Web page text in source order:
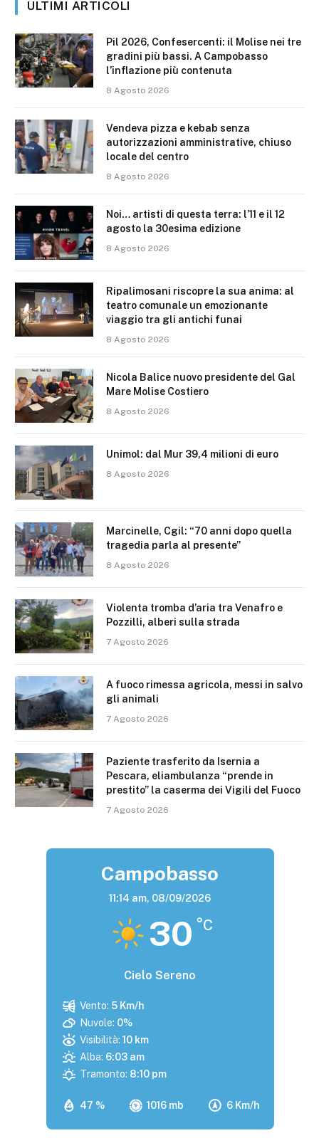
ULTIMI ARTICOLI
Pil 2026, Confesercenti: il Molise nei tre
gradini più bassi. A Campobasso
l’inflazione più contenuta
8 Agosto 2026
Vendeva pizza e kebab senza
autorizzazioni amministrative, chiuso
locale del centro
8 Agosto 2026
Noi… artisti di questa terra: l’11 e il 12
agosto la 30esima edizione
8 Agosto 2026
Ripalimosani riscopre la sua anima: al
teatro comunale un emozionante
viaggio tra gli antichi funai
8 Agosto 2026
Nicola Balice nuovo presidente del Gal
Mare Molise Costiero
8 Agosto 2026
Unimol: dal Mur 39,4 milioni di euro
8 Agosto 2026
Marcinelle, Cgil: “70 anni dopo quella
tragedia parla al presente”
8 Agosto 2026
Violenta tromba d’aria tra Venafro e
Pozzilli, alberi sulla strada
7 Agosto 2026
A fuoco rimessa agricola, messi in salvo
gli animali
7 Agosto 2026
Paziente trasferito da Isernia a
Pescara, eliambulanza “prende in
prestito” la caserma dei Vigili del Fuoco
7 Agosto 2026
Campobasso
11:14 am, 08/09/2026
30 °C
Cielo Sereno
47 % 1016 mb 6 Km/h
Vento: 5 Km/h
Nuvole: 0%
Visibilità: 10 km
Alba: 6:03 am
Tramonto: 8:10 pm